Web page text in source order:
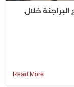
خلال
Read More